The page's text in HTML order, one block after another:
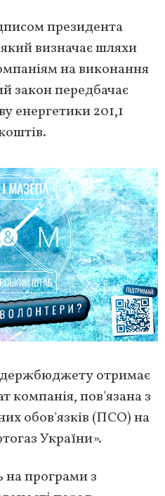
президента
визначає шляхи
на виконання
закон передбачає
енергетики 201,1
держбюджету отримає
компанія, пов'язана з
обов'язків (ПСО) на
України».
на програми з